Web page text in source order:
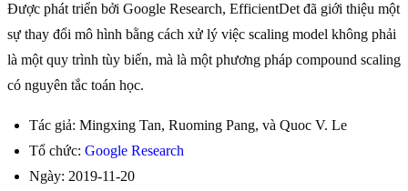
Được phát triển bởi Google Research, EfficientDet đã giới thiệu một
sự thay đổi mô hình bằng cách xử lý việc scaling model không phải
là một quy trình tùy biến, mà là một phương pháp compound scaling
có nguyên tắc toán học.
Tác giả: Mingxing Tan, Ruoming Pang, và Quoc V. Le
Tổ chức: Google Research
Ngày: 2019-11-20